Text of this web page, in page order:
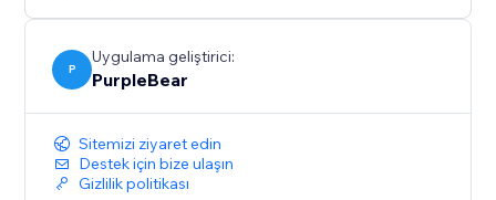
P
Uygulama geliştirici:
PurpleBear
Sitemizi ziyaret edin
Destek için bize ulaşın
Gizlilik politikası